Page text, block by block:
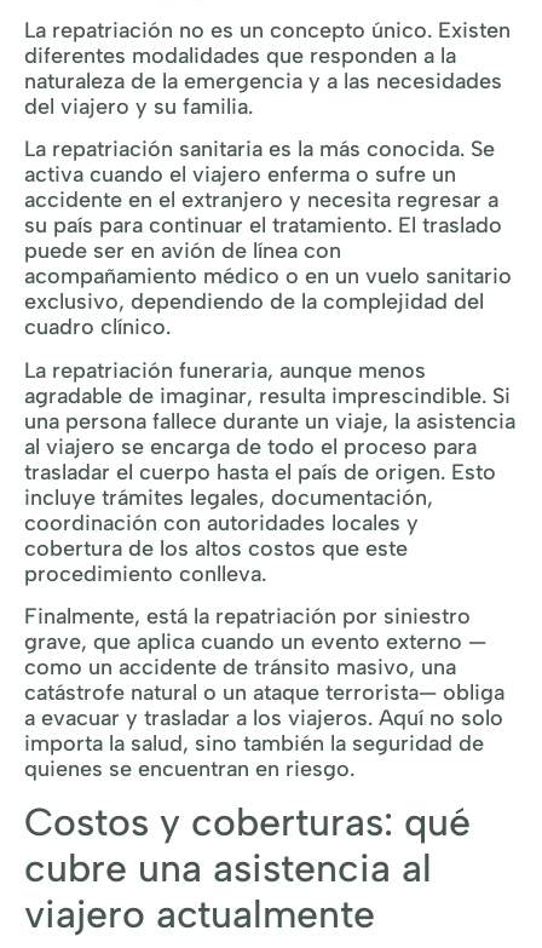
La repatriación no es un concepto único. Existen
diferentes modalidades que responden a la
naturaleza de la emergencia y a las necesidades
del viajero y su familia.
La repatriación sanitaria es la más conocida. Se
activa cuando el viajero enferma o sufre un
accidente en el extranjero y necesita regresar a
su país para continuar el tratamiento. El traslado
puede ser en avión de línea con
acompañamiento médico o en un vuelo sanitario
exclusivo, dependiendo de la complejidad del
cuadro clínico.
La repatriación funeraria, aunque menos
agradable de imaginar, resulta imprescindible. Si
una persona fallece durante un viaje, la asistencia
al viajero se encarga de todo el proceso para
trasladar el cuerpo hasta el país de origen. Esto
incluye trámites legales, documentación,
coordinación con autoridades locales y
cobertura de los altos costos que este
procedimiento conlleva.
Finalmente, está la repatriación por siniestro
grave, que aplica cuando un evento externo —
como un accidente de tránsito masivo, una
catástrofe natural o un ataque terrorista— obliga
a evacuar y trasladar a los viajeros. Aquí no solo
importa la salud, sino también la seguridad de
quienes se encuentran en riesgo.
Costos y coberturas: qué
cubre una asistencia al
viajero actualmente